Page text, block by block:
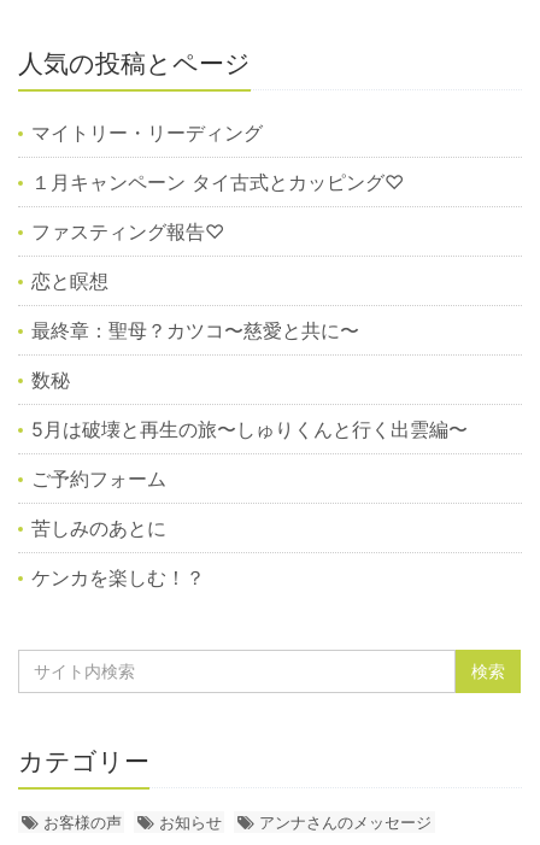
人気の投稿とページ
マイトリー・リーディング
１月キャンペーン タイ古式とカッピング♡
ファスティング報告♡
恋と瞑想
最終章：聖母？カツコ〜慈愛と共に〜
数秘
5月は破壊と再生の旅〜しゅりくんと行く出雲編〜
ご予約フォーム
苦しみのあとに
ケンカを楽しむ！？
カテゴリー
お客様の声 お知らせ アンナさんのメッセージ